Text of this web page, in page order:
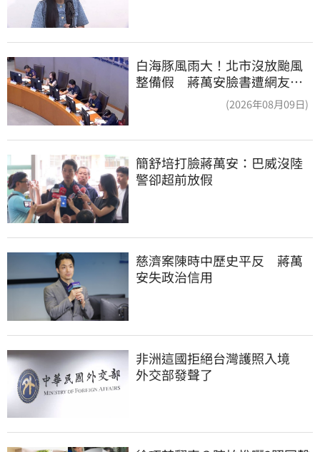
白海豚風雨大！北市沒放颱風
整備假 蔣萬安臉書遭網友灌
(2026年08月09日)
簡舒培打臉蔣萬安：巴威沒陸
警卻超前放假
慈濟案陳時中歷史平反　蔣萬
安失政治信用
非洲這國拒絕台灣護照入境
外交部發聲了